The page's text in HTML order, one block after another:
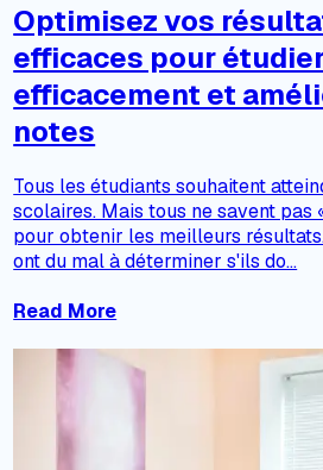
Optimisez vos
efficaces pour
efficacement et
notes
Tous les étudiants souhaitent
scolaires. Mais tous ne savent pas
pour obtenir les meilleurs
ont du mal à déterminer s'ils do...
Read More